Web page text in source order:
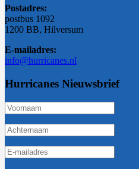
Postadres:
postbus 1092
1200 BB, Hilversum
E-mailadres:
info@hurricanes.nl
Hurricanes Nieuwsbrief